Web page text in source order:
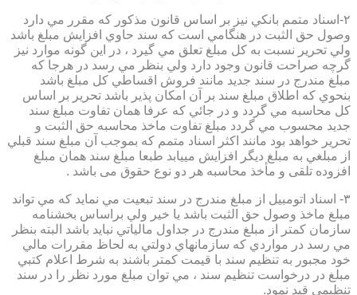
۲-اسناد متمم بانكي نيز بر اساس قانون مذكور كه مقرر مي دارد
وصول حق الثبت در هنگامي است كه سند حاوي افزايش مبلغ باشد
ولي تحرير نسبت به كل مبلغ تعلق مي گيرد ، در اين گونه موارد نيز
گرچه صراحت قانون وجود دارد ولي بنظر مي رسد در هرجا كه
مبلغ مندرج در سند جديد مانند فروش اقساطي كل مبلغ باشد
بنحوي كه اطلاق مبلغ سند بر آن امكان پذير باشد تحرير بر اساس
كل محاسبه مي گردد و در جائي كه عرفا همان تفاوت مبلغ سند
جديد محسوب مي گردد مبلغ تفاوت ماخذ محاسبه حق الثبت و
تحرير خواهد بود مانند اكثر اسناد متمم كه بموجب آن مبلغ سند قبلي
از مبلغي به مبلغ ديگر افزايش مييابد طبعا مبلغ سند همان مبلغ
افزوده تلقی و مأخذ محاسبه هر دو نوع حقوق می باشد .
۳- اسناد اتومبيل از مبلغ مندرج در سند تبعيت مي نمايد كه مي تواند
مبلغ ماخذ وصول حق الثبت باشد يا خير ولي براساس بخشنامه
سازمان كمتر از مبلغ مندرج در جداول مالياتي نبايد باشد البته بنظر
مي رسد در مواردي كه سازمانهاي دولتي به لحاظ مقررات مالي
خود مجبور به تنظيم سند با قيمت كمتر باشند به شرط اعلام كتبي
مبلغ در درخواست تنظيم سند ، مي توان مبلغ مورد نظر را در سند
تنظيمي قيد نمود.